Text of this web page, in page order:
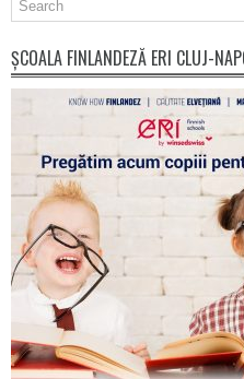
ȘCOALA FINLANDEZĂ ERI CLUJ-